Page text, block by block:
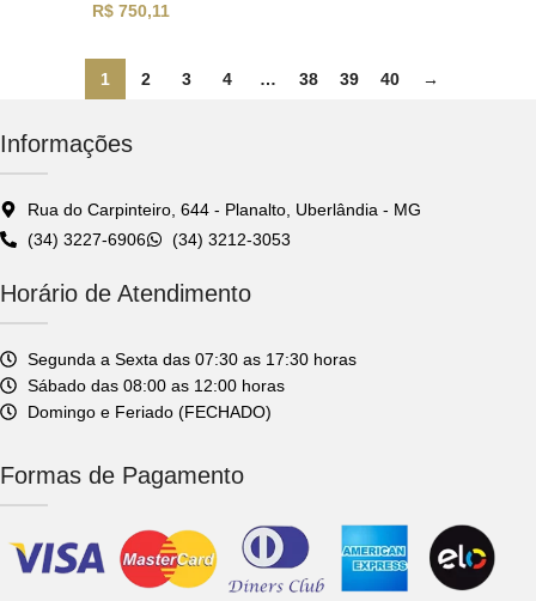
R$ 750,11
1 2 3 4 … 38 39 40 →
Informações
Rua do Carpinteiro, 644 - Planalto, Uberlândia - MG
(34) 3227-6906
(34) 3212-3053
Horário de Atendimento
Segunda a Sexta das 07:30 as 17:30 horas
Sábado das 08:00 as 12:00 horas
Domingo e Feriado (FECHADO)
Formas de Pagamento